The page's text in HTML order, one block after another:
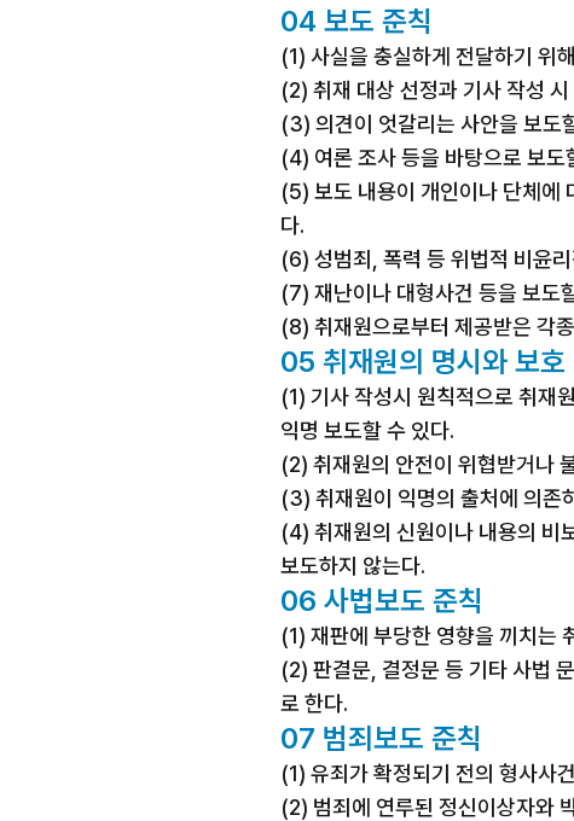
04 보도 준칙
(1) 사실을 충실하게 전달하기 위
(2) 취재 대상 선정과 기사 작성
(3) 의견이 엇갈리는 사안을 보도
(4) 여론 조사 등을 바탕으로 보도
(5) 보도 내용이 개인이나 단체에
다.
(6) 성범죄, 폭력 등 위법적 비윤
(7) 재난이나 대형사건 등을 보도
(8) 취재원으로부터 제공받은 각
05 취재원의 명시와 보호
(1) 기사 작성시 원칙적으로 취재
익명 보도할 수 있다.
(2) 취재원의 안전이 위협받거나
(3) 취재원이 익명의 출처에 의존
(4) 취재원의 신원이나 내용의 비
보도하지 않는다.
06 사법보도 준칙
(1) 재판에 부당한 영향을 끼치는
(2) 판결문, 결정문 등 기타 사법
로 한다.
07 범죄보도 준칙
(1) 유죄가 확정되기 전의 형사사
(2) 범죄에 연루된 정신이상자와